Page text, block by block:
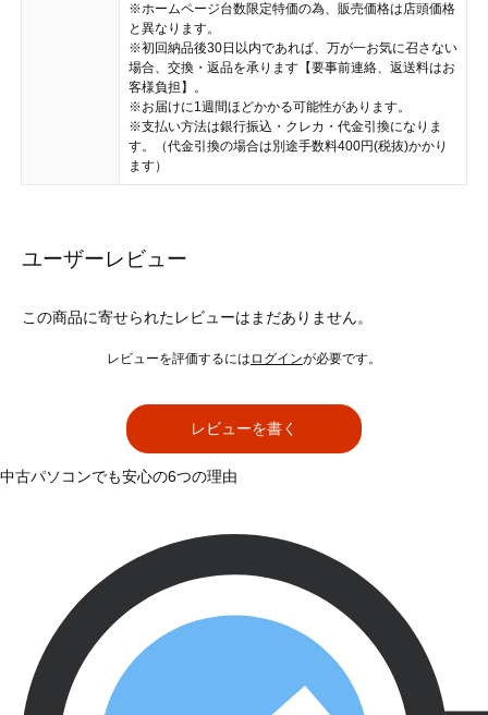
※ホームページ台数限定特価の為、販売価格は店頭価格
と異なります。
※初回納品後30日以内であれば、万が一お気に召さない
場合、交換・返品を承ります【要事前連絡、返送料はお
客様負担】。
※お届けに1週間ほどかかる可能性があります。
※支払い方法は銀行振込・クレカ・代金引換になりま
す。（代金引換の場合は別途手数料400円(税抜)かかり
ます）
ユーザーレビュー
この商品に寄せられたレビューはまだありません。
レビューを評価するには ログインが必要です。
レビューを書く
中古パソコンでも安心の6つの理由